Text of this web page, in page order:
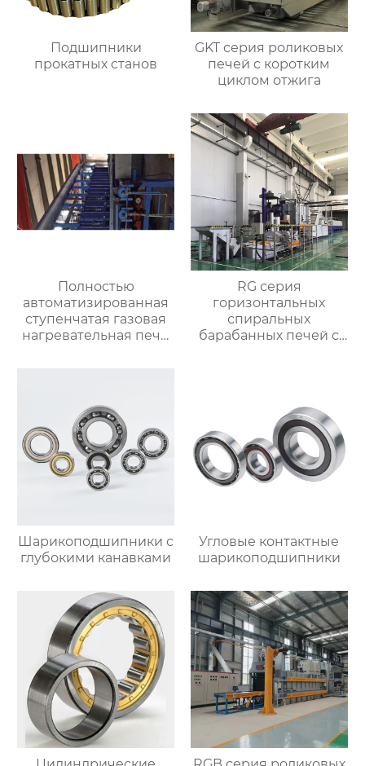
Подшипники
прокатных станов
GKT серия роликовых
печей с коротким
циклом отжига
Полностью
автоматизированная
ступенчатая газовая
нагревательная печь,
для ковки
RG серия
горизонтальных
спиральных
барабанных печей с
Шарикоподшипники с
глубокими канавками
Угловые контактные
шарикоподшипники